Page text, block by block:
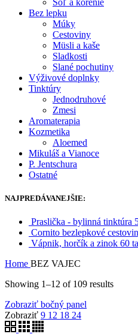
Bez lepku
Múky
Cestoviny
Müsli a kaše
Sladkosti
Slané pochutiny
Výživové doplnky
Tinktúry
Jednodruhové
Zmesi
Aromaterapia
Kozmetika
Aloemed
Mikuláš a Vianoce
P. Jentschura
Ostatné
NAJPREDÁVANEJŠIE:
Praslička - bylinná tinktúra
Cornito bezlepkové
Vápnik, horčík a zinok 60
Home BEZ VAJEC
Showing 1–12 of 109 results
Zobraziť bočný panel
Zobraziť 9 12 18 24